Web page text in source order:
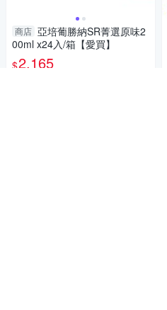
商店 亞培葡勝納SR菁選原味2
00ml x24入/箱【愛買】
$2,165